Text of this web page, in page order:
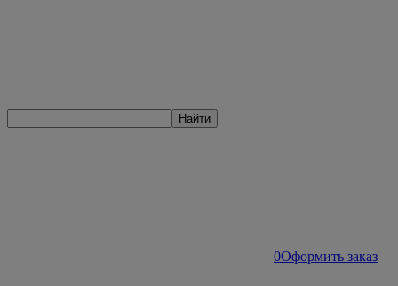
Найти
0Оформить заказ